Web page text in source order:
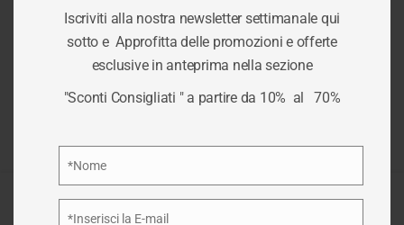
Per fornire le migliori esperienze, utilizziamo tecnologie come i
cookie per memorizzare e/o accedere alle informazioni del
dispositivo. Il consenso a queste tecnologie ci permetterà di
elaborare dati come il comportamento di navigazione o ID unici
Accetta
TAG:TAVOLA
HOME/TAVOLA
Iscriviti alla nostra newsletter settimanale qui
sotto e Approfitta delle promozioni e offerte
esclusive in anteprima nella sezione
"Sconti Consigliati " a partire da 10% al 70%
*Nome
*Inserisci la E-mail